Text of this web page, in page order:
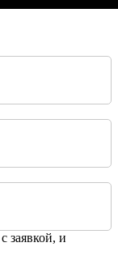
заявкой, и